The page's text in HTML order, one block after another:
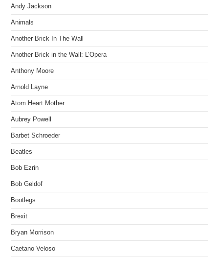
Andy Jackson
Animals
Another Brick In The Wall
Another Brick in the Wall: L’Opera
Anthony Moore
Arnold Layne
Atom Heart Mother
Aubrey Powell
Barbet Schroeder
Beatles
Bob Ezrin
Bob Geldof
Bootlegs
Brexit
Bryan Morrison
Caetano Veloso